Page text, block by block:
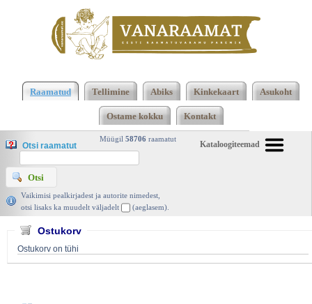
näidendid, August Strindberg, Eesti Raamat 1984 |
vanaraamat. ee
Raamatud Tellimine Abiks Kinkekaart Asukoht
Ostame kokku Kontakt
Kataloogiteemad
Müügil 58706 raamatut
Otsi raamatut
Vaikimisi pealkirjadest ja autorite nimedest,
otsi lisaks ka muudelt väljadelt
(aeglasem).
Ostukorv
Ostukorv on tühi